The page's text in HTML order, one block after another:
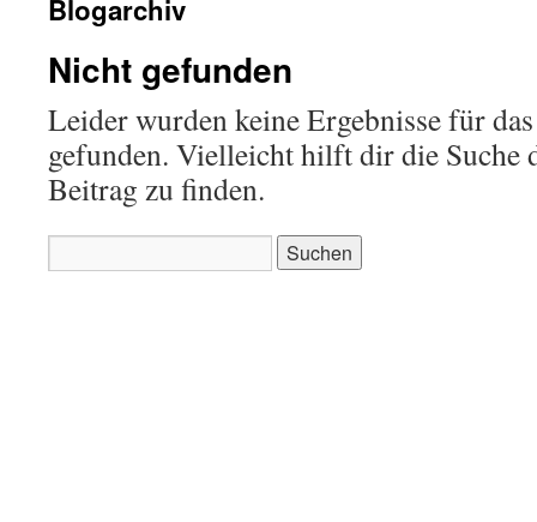
Blogarchiv
Nicht gefunden
Leider wurden keine Ergebnisse für
gefunden. Vielleicht hilft dir die Suche
Beitrag zu finden.
nach: